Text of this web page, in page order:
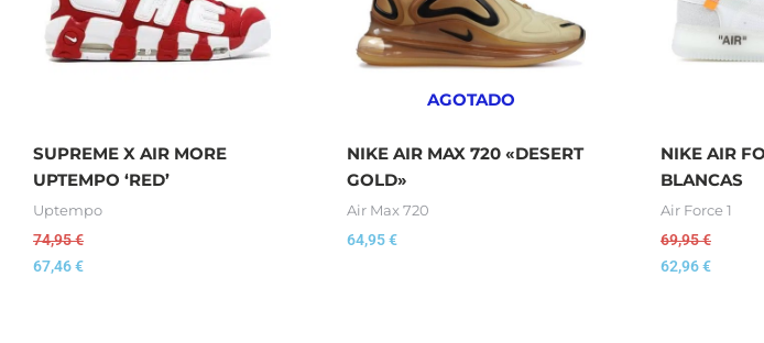
SUPREME X AIR MORE
UPTEMPO ‘RED’
Uptempo
74,95€
67,46€
AGOTADO
NIKE AIR MAX 720 «DESERT
GOLD»
Air Max 720
64,95€
NIKE AIR
BLANCAS
Air Force 1
69,95€
62,96€